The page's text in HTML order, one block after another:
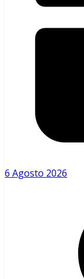
6 Agosto 2026